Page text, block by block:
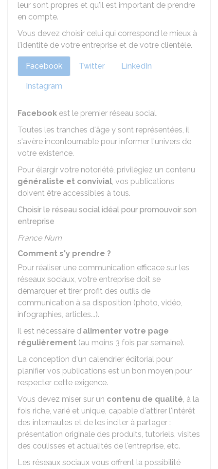
leur sont propres et qu'il est important de prendre
en compte.
Vous devez choisir celui qui correspond le mieux à
l'identité de votre entreprise et de votre clientèle.
Facebook Twitter LinkedIn
Instagram
Facebook est le premier réseau social.
Toutes les tranches d'âge y sont représentées, il
s'avère incontournable pour informer l'univers de
votre existence.
Pour élargir votre notoriété, privilégiez un contenu
généraliste et convivial, vos publications
doivent être accessibles à tous.
Choisir le réseau social idéal pour promouvoir son
entreprise
France Num
Comment s'y prendre ?
Pour réaliser une communication efficace sur les
réseaux sociaux, votre entreprise doit se
démarquer et tirer profit des outils de
communication à sa disposition (photo, vidéo,
infographies, articles...).
Il est nécessaire d'alimenter votre page
régulièrement (au moins 3 fois par semaine).
La conception d'un calendrier éditorial pour
planifier vos publications est un bon moyen pour
respecter cette exigence.
Vous devez miser sur un contenu de qualité, à la
fois riche, varié et unique, capable d'attirer l'intérêt
des internautes et de les inciter à partager :
présentation originale des produits, tutoriels, visites
des coulisses et actualités de l'entreprise, etc.
Les réseaux sociaux vous offrent la possibilité